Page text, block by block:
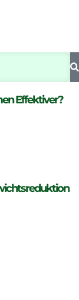
Effektiver?